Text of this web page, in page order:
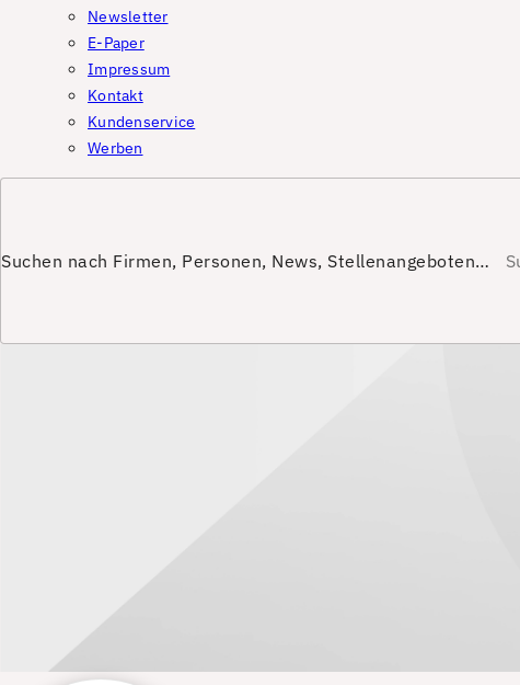
Newsletter
E-Paper
Impressum
Kontakt
Kundenservice
Werben
Suchen nach Firmen, Personen, News, Stellenangeboten…